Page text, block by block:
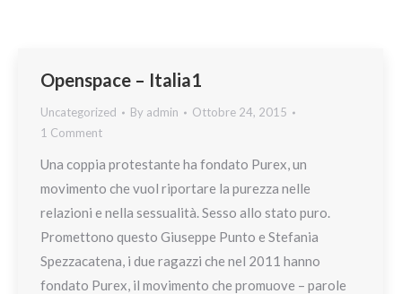
Openspace – Italia1
Uncategorized By admin
Ottobre 24, 2015
1 Comment
Una coppia protestante ha fondato Purex, un
movimento che vuol riportare la purezza nelle
relazioni e nella sessualità. Sesso allo stato puro.
Promettono questo Giuseppe Punto e Stefania
Spezzacatena, i due ragazzi che nel 2011 hanno
fondato Purex, il movimento che promuove – parole